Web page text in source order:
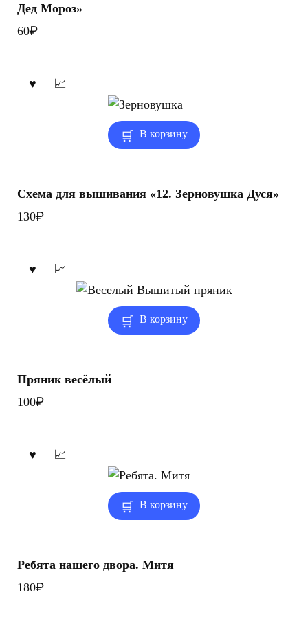
Дед Мороз»
60₽
В корзину
Схема для вышивания «12. Зерновушка Дуся»
130₽
В корзину
Пряник весёлый
100₽
В корзину
Ребята нашего двора. Митя
180₽